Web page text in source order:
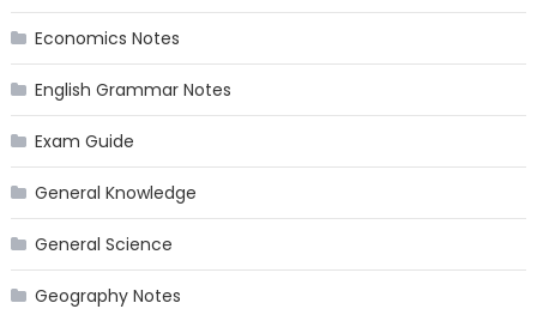
Economics Notes
English Grammar Notes
Exam Guide
General Knowledge
General Science
Geography Notes